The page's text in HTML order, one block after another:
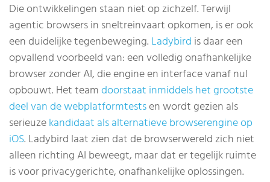
Die ontwikkelingen staan niet op zichzelf. Terwijl
agentic browsers in sneltreinvaart opkomen, is er ook
een duidelijke tegenbeweging. Ladybird is daar een
opvallend voorbeeld van: een volledig onafhankelijke
browser zonder AI, die engine en interface vanaf nul
opbouwt. Het teamdoorstaat inmiddels het grootste
deel van de webplatformtestsen wordt gezien als
serieuzekandidaat als alternatieve browserengine op
iOS. Ladybird laat zien dat de browserwereld zich niet
alleen richting AI beweegt, maar dat er tegelijk ruimte
is voor privacygerichte, onafhankelijke oplossingen.